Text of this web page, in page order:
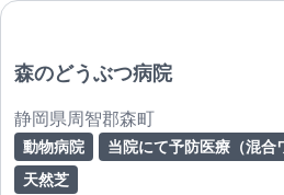
森のどうぶつ病院
静岡県周智郡森町
動物病院
天然芝